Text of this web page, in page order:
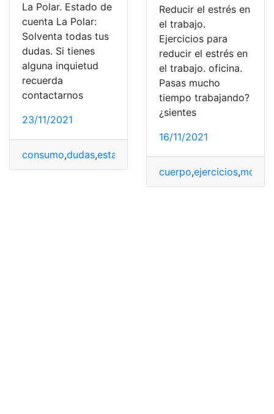
La Polar. Estado de
cuenta La Polar:
Solventa todas tus
dudas. Si tienes
alguna inquietud
recuerda
contactarnos
23/11/2021
consumo,dudas,estado de cuenta,La Polar,
Reducir el estrés en
el trabajo.
Ejercicios para
reducir el estrés en
el trabajo. oficina.
Pasas mucho
tiempo trabajando?
¿sientes
16/11/2021
cuerpo,ejercicios,